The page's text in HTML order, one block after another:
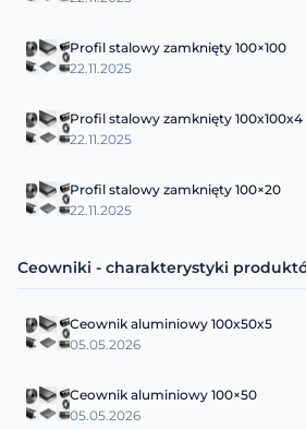
Profil stalowy zamknięty 100×100
22.11.2025
Profil stalowy zamknięty 100x100x4
22.11.2025
Profil stalowy zamknięty 100×20
22.11.2025
Ceowniki - charakterystyki
Ceownik aluminiowy 100x50x5
05.05.2026
Ceownik aluminiowy 100×50
05.05.2026